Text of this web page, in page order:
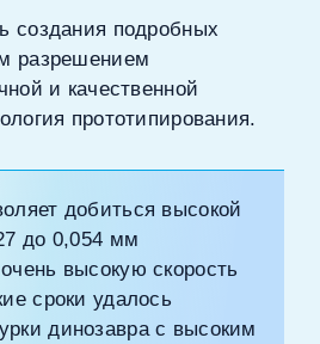
создания подробных
разрешением
и качественной
прототипирования.
добиться высокой
до 0,054 мм
высокую скорость
сроки удалось
динозавра с высоким